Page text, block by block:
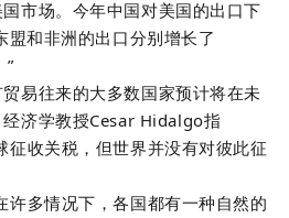
市场。今年中国对美国的出口下
盟和非洲的出口分别增长了
”
易往来的大多数国家预计将在未
济学教授Cesar Hidalgo指
征收关税，但世界并没有对彼此征
许多情况下，各国都有一种自然的